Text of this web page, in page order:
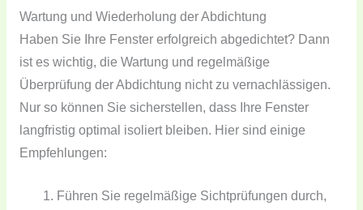
Wartung und Wiederholung der Abdichtung
Haben Sie Ihre Fenster erfolgreich abgedichtet? Dann
ist es wichtig, die Wartung und regelmäßige
Überprüfung der Abdichtung nicht zu vernachlässigen.
Nur so können Sie sicherstellen, dass Ihre Fenster
langfristig optimal isoliert bleiben. Hier sind einige
Empfehlungen:
Führen Sie regelmäßige Sichtprüfungen durch,